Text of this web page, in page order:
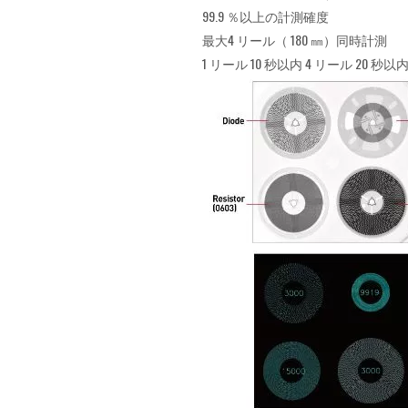
99.9 ％以上の計測確度
最大4 リール（ 180 ㎜）同時計測
1 リール 10 秒以内 4 リール 20 秒以内